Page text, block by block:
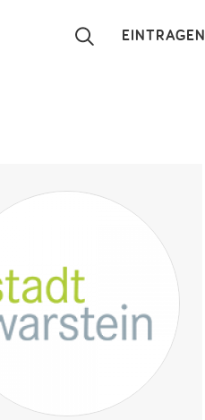
EINTRAGEN